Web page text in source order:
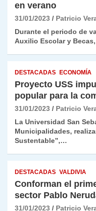
en verano
31/01/2023
Patricio
Durante el periodo de
Auxilio Escolar y
DESTACADAS ECONOMÍA
Proyecto USS
popular para la
31/01/2023
Patricio
La Universidad San
Municipalidades,
Sustentable”,…
DESTACADAS VALDIVIA
Conforman el
sector Pablo
31/01/2023
Patricio